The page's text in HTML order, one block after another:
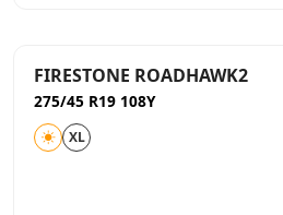
FIRESTONE ROADHAWK2
275/45 R19 108Y
XL